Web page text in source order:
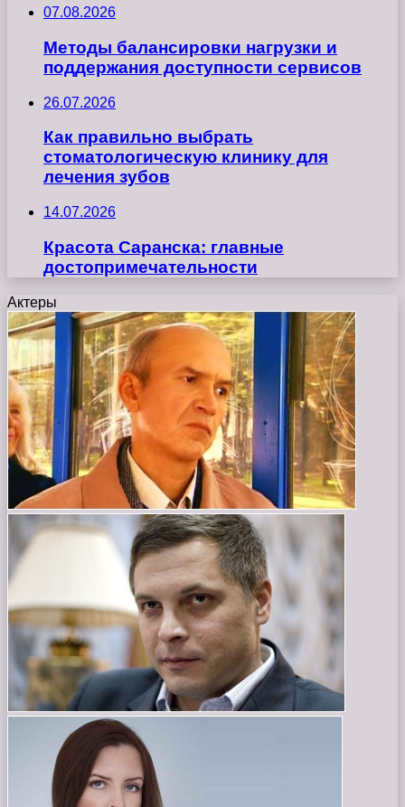
07.08.2026
Методы балансировки нагрузки и
поддержания доступности сервисов
26.07.2026
Как правильно выбрать
стоматологическую клинику для
лечения зубов
14.07.2026
Красота Саранска: главные
достопримечательности
Актеры